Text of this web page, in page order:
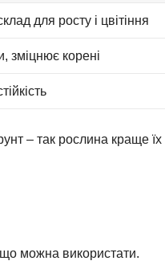
для росту і цвітіння
зміцнює корені
– так рослина краще їх
можна використати.